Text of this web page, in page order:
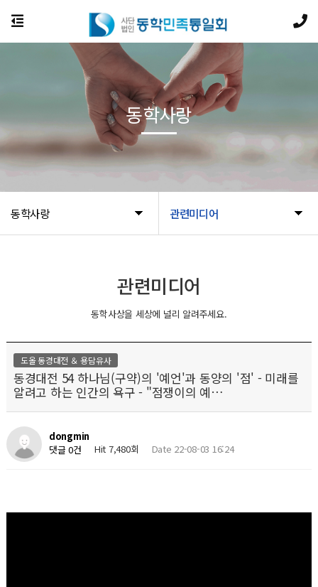
동학사랑 관련미디어
동학사랑
관련미디어
동학사상을 세상에 널리 알려주세요.
도올 동경대전 ＆ 용담유사
동경대전 54 하나님(구약)의 '예언'과 동양의 '점' - 미래를
알려고 하는 인간의 욕구 - "점쟁이의 예…
dongmin
댓글 0건
Hit 7,480회 Date 22-08-03 16:24